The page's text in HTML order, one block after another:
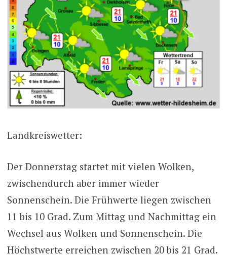
Landkreiswetter:
Der Donnerstag startet mit vielen Wolken,
zwischendurch aber immer wieder
Sonnenschein. Die Frühwerte liegen zwischen
11 bis 10 Grad. Zum Mittag und Nachmittag ein
Wechsel aus Wolken und Sonnenschein. Die
Höchstwerte erreichen zwischen 20 bis 21 Grad.